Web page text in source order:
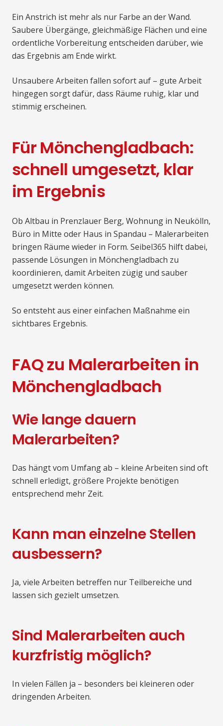
Ein Anstrich ist mehr als nur Farbe an der Wand.
Saubere Übergänge, gleichmäßige Flächen und eine
ordentliche Vorbereitung entscheiden darüber, wie
das Ergebnis am Ende wirkt.
Unsaubere Arbeiten fallen sofort auf – gute Arbeit
hingegen sorgt dafür, dass Räume ruhig, klar und
stimmig erscheinen.
Für Mönchengladbach:
schnell umgesetzt, klar
im Ergebnis
Ob Altbau in Prenzlauer Berg, Wohnung in Neukölln,
Büro in Mitte oder Haus in Spandau – Malerarbeiten
bringen Räume wieder in Form. Seibel365 hilft dabei,
passende Lösungen in Mönchengladbach zu
koordinieren, damit Arbeiten zügig und sauber
umgesetzt werden können.
So entsteht aus einer einfachen Maßnahme ein
sichtbares Ergebnis.
FAQ zu Malerarbeiten in
Mönchengladbach
Wie lange dauern
Malerarbeiten?
Das hängt vom Umfang ab – kleine Arbeiten sind oft
schnell erledigt, größere Projekte benötigen
entsprechend mehr Zeit.
Kann man einzelne Stellen
ausbessern?
Ja, viele Arbeiten betreffen nur Teilbereiche und
lassen sich gezielt umsetzen.
Sind Malerarbeiten auch
kurzfristig möglich?
In vielen Fällen ja – besonders bei kleineren oder
dringenden Arbeiten.